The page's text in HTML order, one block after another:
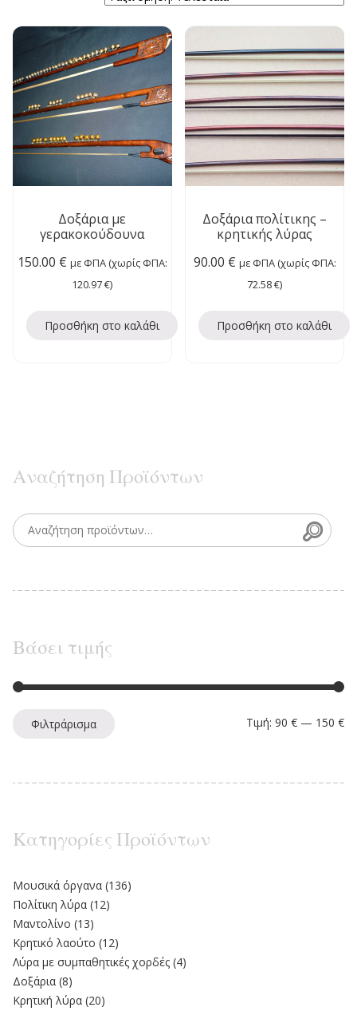
Δοξάρια με
γερακοκούδουνα
150.00 € με ΦΠΑ (χωρίς ΦΠΑ:
120.97€)
Προσθήκη στο καλάθι
Δοξάρια πολίτικης –
κρητικής λύρας
90.00 € με ΦΠΑ (χωρίς ΦΠΑ:
72.58€)
Προσθήκη στο καλάθι
Αναζήτηση Προϊόντων
Search for:
Βάσει τιμής
Φιλτράρισμα Τιμή: 90 € — 150 €
Κατηγορίες Προϊόντων
Moυσικά όργανα (136)
Πολίτικη λύρα (12)
Μαντολίνο (13)
Κρητικό λαούτο (12)
Λύρα με συμπαθητικές χορδές (4)
Δοξάρια (8)
Κρητική λύρα (20)